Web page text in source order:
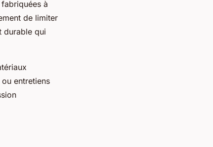
à
de limiter
durable qui
entretiens